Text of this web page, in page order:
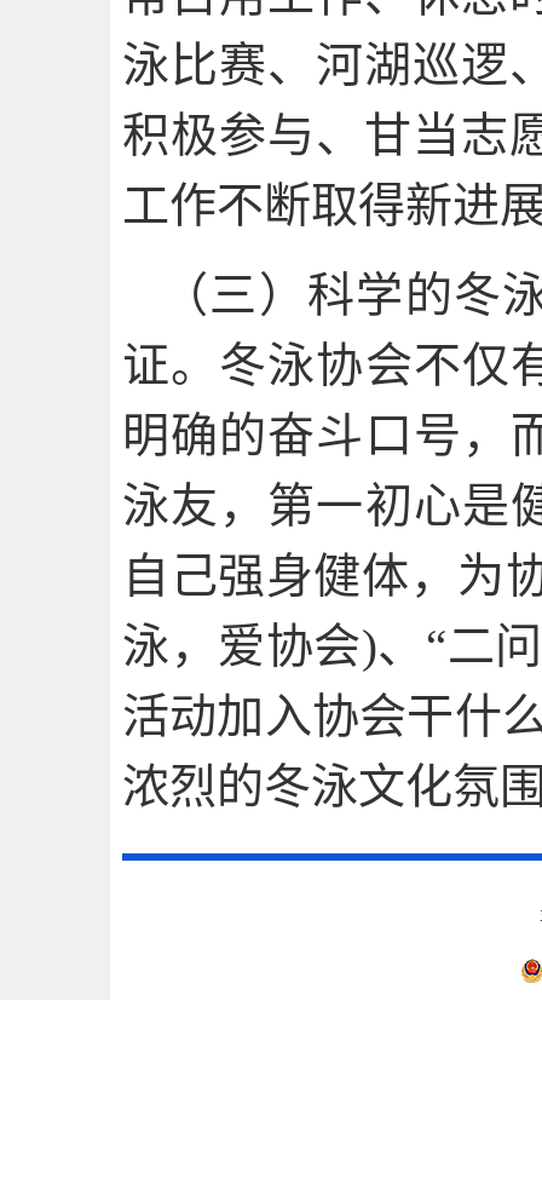
泳比赛、河湖巡逻
积极参与、甘当志
工作不断取得新进
（三）科学的冬
证。冬泳协会不仅
明确的奋斗口号，
泳友，第一初心是
自己强身健体，为
泳，爱协会)、“二
活动加入协会干什
浓烈的冬泳文化氛